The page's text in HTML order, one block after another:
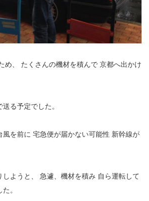
め、 たくさんの機材を積んで 京都へ出かけ
る予定でした。
風を前に 宅急便が届かない可能性 新幹線が
ようと、 急遽、機材を積み 自ら運転して
。